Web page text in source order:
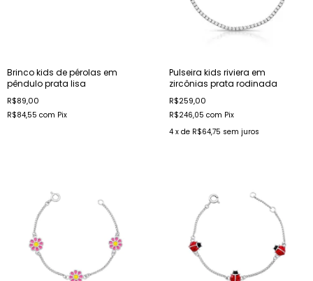
Brinco kids de pérolas em
pêndulo prata lisa
R$89,00
R$84,55 com Pix
Pulseira kids riviera em
zircônias prata rodinada
R$259,00
R$246,05 com Pix
4 x de R$64,75 sem juros